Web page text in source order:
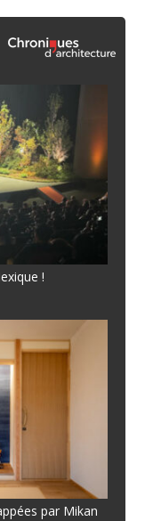
!
par Mikan